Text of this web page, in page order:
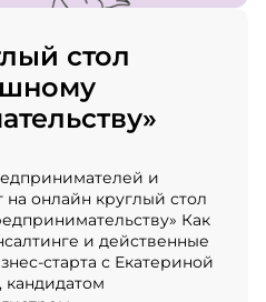
стол
и
онлайн круглый стол
Как
и действенные
старта с Екатериной